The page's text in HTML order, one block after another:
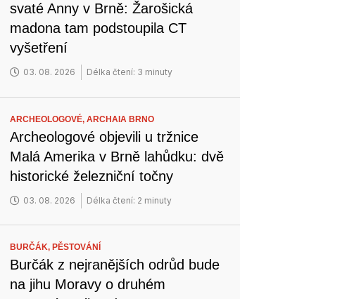
svaté Anny v Brně: Žarošická
madona tam podstoupila CT
vyšetření
03. 08. 2026 Délka čtení: 3 minuty
ARCHEOLOGOVÉ,ARCHAIA BRNO
Archeologové objevili u tržnice
Malá Amerika v Brně lahůdku: dvě
historické železniční točny
03. 08. 2026 Délka čtení: 2 minuty
BURČÁK, PĚSTOVÁNÍ
Burčák z nejranějších odrůd bude
na jihu Moravy o druhém